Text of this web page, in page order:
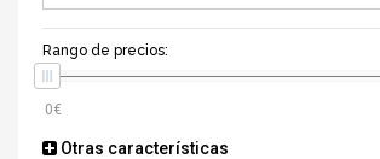
Rango de precios:
Otras características